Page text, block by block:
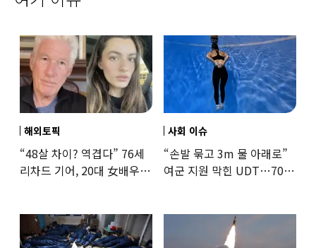
해외토픽
“48살 차이? 역겹다” 76세
리차드 기어, 20대 女배우와
사회 이슈
“손발 묶고 3m 물 아래로”
여군 지원 막힌 UDT…707